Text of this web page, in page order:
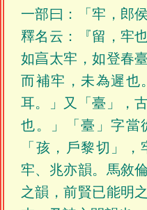
一部曰：「牢，郎
釋名云：『留，牢
如亯太牢，如登春
而補牢，未為遲也
耳。」又「臺」，
也。」「臺」字當
「孩，戶黎切」
牢、兆亦韻。馬敘
之韻，前賢已能明